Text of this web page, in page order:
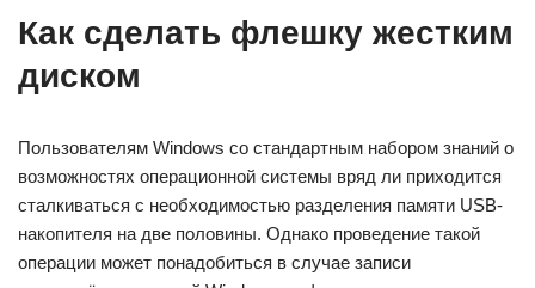
Как сделать флешку жестким
диском
Пользователям Windows со стандартным набором знаний о
возможностях операционной системы вряд ли приходится
сталкиваться с необходимостью разделения памяти USB-
накопителя на две половины. Однако проведение такой
операции может понадобиться в случае записи